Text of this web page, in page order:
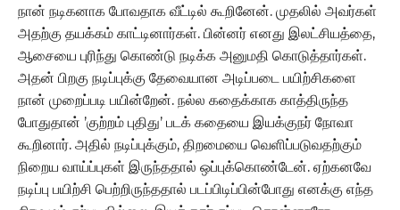
நான் நடிகனாக போவதாக வீட்டில் கூறினேன். முதலில் அவர்கள்
அதற்கு தயக்கம் காட்டினார்கள். பின்னர் எனது இலட்சியத்தை,
ஆசையை புரிந்து கொண்டு நடிக்க அனுமதி கொடுத்தார்கள்.
அதன் பிறகு நடிப்புக்கு தேவையான அடிப்படை பயிற்சிகளை
நான் முறைப்படி பயின்றேன். நல்ல கதைக்காக காத்திருந்த
போதுதான் ’குற்றம் புதிது’ படக் கதையை இயக்குநர் நோவா
கூறினார். அதில் நடிப்புக்கும், திறமையை வெளிப்படுவதற்கும்
நிறைய வாய்ப்புகள் இருந்ததால் ஒப்புக்கொண்டேன். ஏற்கனவே
நடிப்பு பயிற்சி பெற்றிருந்ததால் படப்பிடிப்பின்போது எனக்கு எந்த